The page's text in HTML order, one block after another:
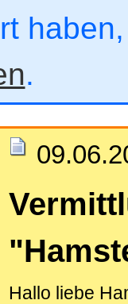
.
Hallo liebe